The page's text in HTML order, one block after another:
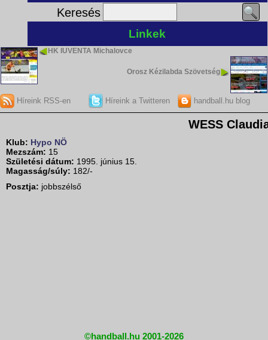
Keresés
Linkek
HK IUVENTA Michalovce
Orosz Kézilabda Szövetség
Híreink RSS-en Híreink a Twitteren handball.hu blog
WESS
Klub: Hypo NÖ
Mezszám: 15
Születési dátum: 1995. június 15.
Magasság/súly: 182/-
Posztja: jobbszélső
©handball.hu 2001-2026